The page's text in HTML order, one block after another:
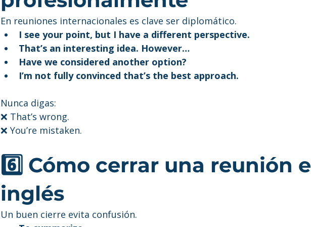
En reuniones internacionales es clave ser diplomático.
I see your point, but I have a different perspective.
That’s an interesting idea. However…
Have we considered another option?
I’m not fully convinced that’s the best approach.
Nunca digas:
❌ That’s wrong.
❌ You’re mistaken.
6️⃣ Cómo cerrar una reunión
inglés
Un buen cierre evita confusión.